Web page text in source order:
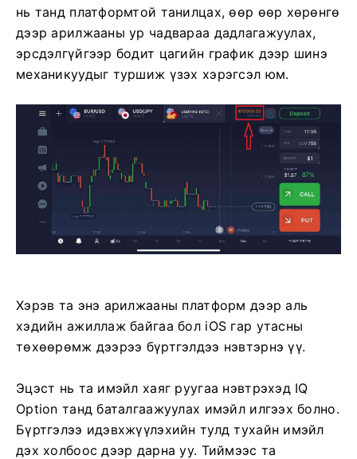
нь танд платформтой танилцах, өөр өөр хөрөнгө
дээр арилжааны ур чадвараа дадлагажуулах,
эрсдэлгүйгээр бодит цагийн график дээр шинэ
механикуудыг туршиж үзэх хэрэгсэл юм.
Хэрэв та энэ арилжааны платформ дээр аль
хэдийн ажиллаж байгаа бол iOS гар утасны
төхөөрөмж дээрээ бүртгэлдээ нэвтэрнэ үү.
Эцэст нь та имэйл хаяг руугаа нэвтрэхэд IQ
Option танд баталгаажуулах имэйл илгээх болно.
Бүртгэлээ идэвхжүүлэхийн тулд тухайн имэйл
дэх холбоос дээр дарна уу. Тиймээс та